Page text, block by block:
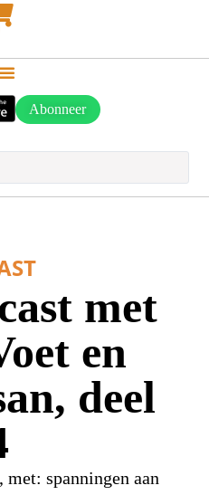
Abonneer
met
en
deel
spanningen aan